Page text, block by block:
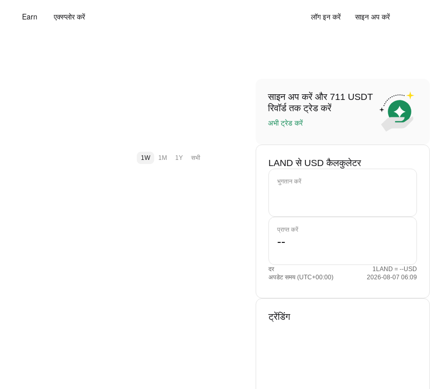
Earn एक्स्प्लोर करें लॉग इन करें साइन अप करें
1W 1M 1Y सभी
साइन अप करें और 711 USDT
रिवॉर्ड तक ट्रेड करें
अभी ट्रेड करें
LAND से USD कैलकुलेटर
भुगतान करें
प्राप्त करें
दर
1LAND = --USD
अपडेट समय (UTC+00:00)
2026-08-07 06:09
ट्रेंडिंग